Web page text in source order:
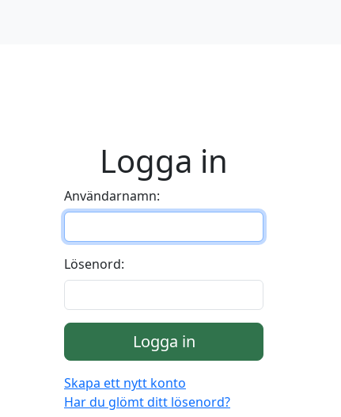
Logga in
Användarnamn:
Lösenord:
Logga in
Skapa ett nytt konto
Har du glömt ditt lösenord?